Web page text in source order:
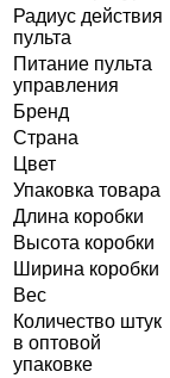
Радиус действия
пульта
Питание пульта
управления
Бренд
Страна
Цвет
Упаковка товара
Длина коробки
Высота коробки
Ширина коробки
Вес
Количество штук
в оптовой
упаковке